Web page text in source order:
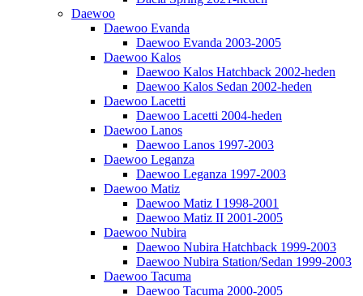
Daewoo
Daewoo Evanda
Daewoo Evanda 2003-2005
Daewoo Kalos
Daewoo Kalos Hatchback 2002-heden
Daewoo Kalos Sedan 2002-heden
Daewoo Lacetti
Daewoo Lacetti 2004-heden
Daewoo Lanos
Daewoo Lanos 1997-2003
Daewoo Leganza
Daewoo Leganza 1997-2003
Daewoo Matiz
Daewoo Matiz I 1998-2001
Daewoo Matiz II 2001-2005
Daewoo Nubira
Daewoo Nubira Hatchback 1999-2003
Daewoo Nubira Station/Sedan 1999-2003
Daewoo Tacuma
Daewoo Tacuma 2000-2005